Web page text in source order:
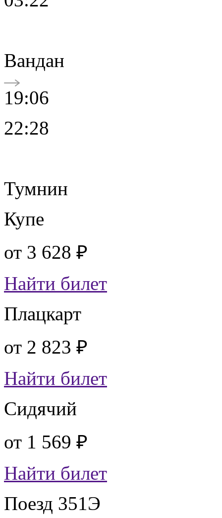
Вандан
19:06
22:28
Тумнин
Купе
от 3 628 ₽
Найти билет
Плацкарт
от 2 823 ₽
Найти билет
Сидячий
от 1 569 ₽
Найти билет
Поезд 351Э